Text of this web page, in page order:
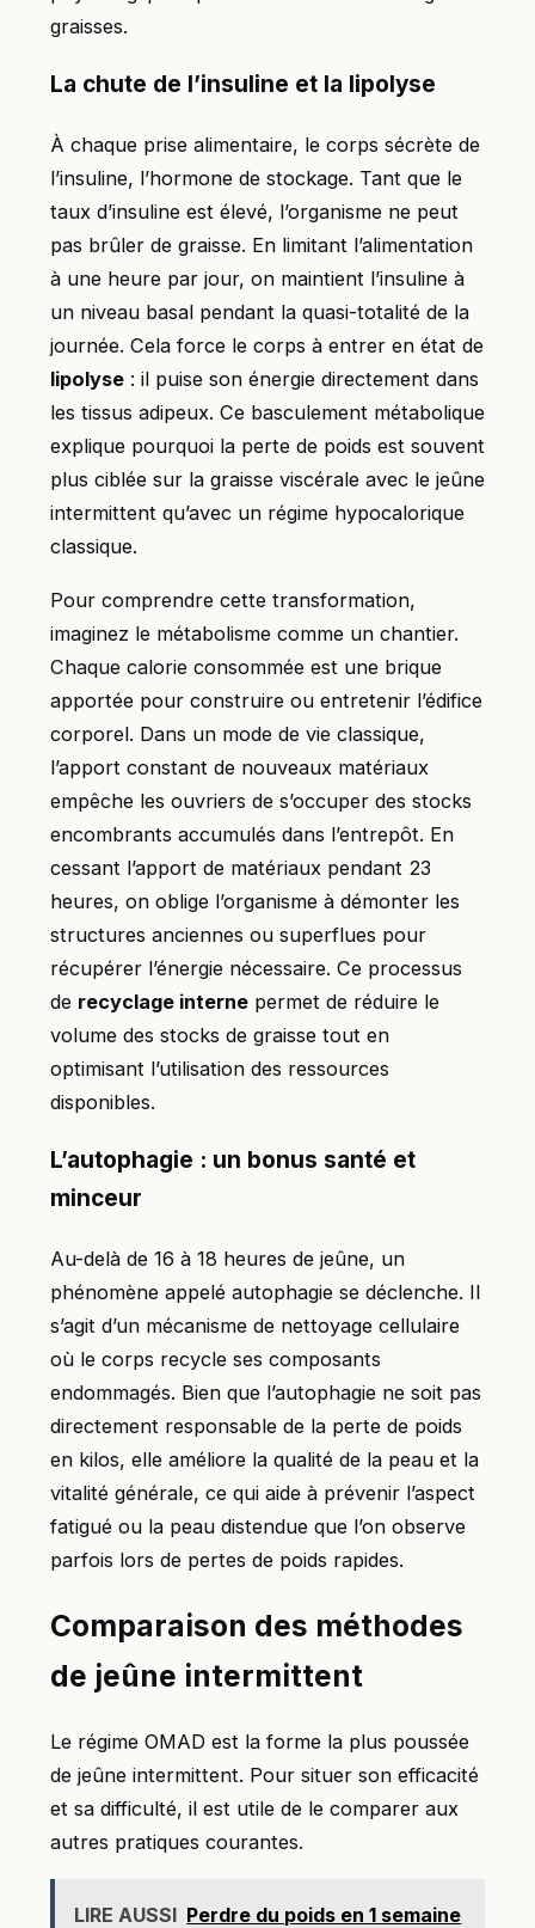
graisses.
La chute de l’insuline et la lipolyse
À chaque prise alimentaire, le corps sécrète de
l’insuline, l’hormone de stockage. Tant que le
taux d’insuline est élevé, l’organisme ne peut
pas brûler de graisse. En limitant l’alimentation
à une heure par jour, on maintient l’insuline à
un niveau basal pendant la quasi-totalité de la
journée. Cela force le corps à entrer en état de
lipolyse : il puise son énergie directement dans
les tissus adipeux. Ce basculement métabolique
explique pourquoi la perte de poids est souvent
plus ciblée sur la graisse viscérale avec le jeûne
intermittent qu’avec un régime hypocalorique
classique.
Pour comprendre cette transformation,
imaginez le métabolisme comme un chantier.
Chaque calorie consommée est une brique
apportée pour construire ou entretenir l’édifice
corporel. Dans un mode de vie classique,
l’apport constant de nouveaux matériaux
empêche les ouvriers de s’occuper des stocks
encombrants accumulés dans l’entrepôt. En
cessant l’apport de matériaux pendant 23
heures, on oblige l’organisme à démonter les
structures anciennes ou superflues pour
récupérer l’énergie nécessaire. Ce processus
de recyclage interne permet de réduire le
volume des stocks de graisse tout en
optimisant l’utilisation des ressources
disponibles.
L’autophagie : un bonus santé et
minceur
Au-delà de 16 à 18 heures de jeûne, un
phénomène appelé autophagie se déclenche. Il
s’agit d’un mécanisme de nettoyage cellulaire
où le corps recycle ses composants
endommagés. Bien que l’autophagie ne soit pas
directement responsable de la perte de poids
en kilos, elle améliore la qualité de la peau et la
vitalité générale, ce qui aide à prévenir l’aspect
fatigué ou la peau distendue que l’on observe
parfois lors de pertes de poids rapides.
Comparaison des méthodes
de jeûne intermittent
Le régime OMAD est la forme la plus poussée
de jeûne intermittent. Pour situer son efficacité
et sa difficulté, il est utile de le comparer aux
autres pratiques courantes.
LIRE AUSSI Perdre du poids en 1 semaine